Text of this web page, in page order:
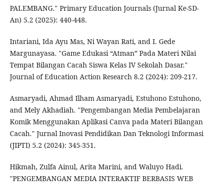
PALEMBANG." Primary Education Journals (Jurnal Ke-SD-
An) 5.2 (2025): 440-448.
Intariani, Ida Ayu Mas, Ni Wayan Rati, and I. Gede
Margunayasa. "Game Edukasi “Atman” Pada Materi Nilai
Tempat Bilangan Cacah Siswa Kelas IV Sekolah Dasar."
Journal of Education Action Research 8.2 (2024): 209-217.
Asmaryadi, Ahmad Ilham Asmaryadi, Estuhono Estuhono,
and Mely Akhadiah. "Pengembangan Media Pembelajaran
Komik Menggunakan Aplikasi Canva pada Materi Bilangan
Cacah." Jurnal Inovasi Pendidikan Dan Teknologi Informasi
(JIPTI) 5.2 (2024): 345-351.
Hikmah, Zulfa Ainul, Arita Marini, and Waluyo Hadi.
"PENGEMBANGAN MEDIA INTERAKTIF BERBASIS WEB